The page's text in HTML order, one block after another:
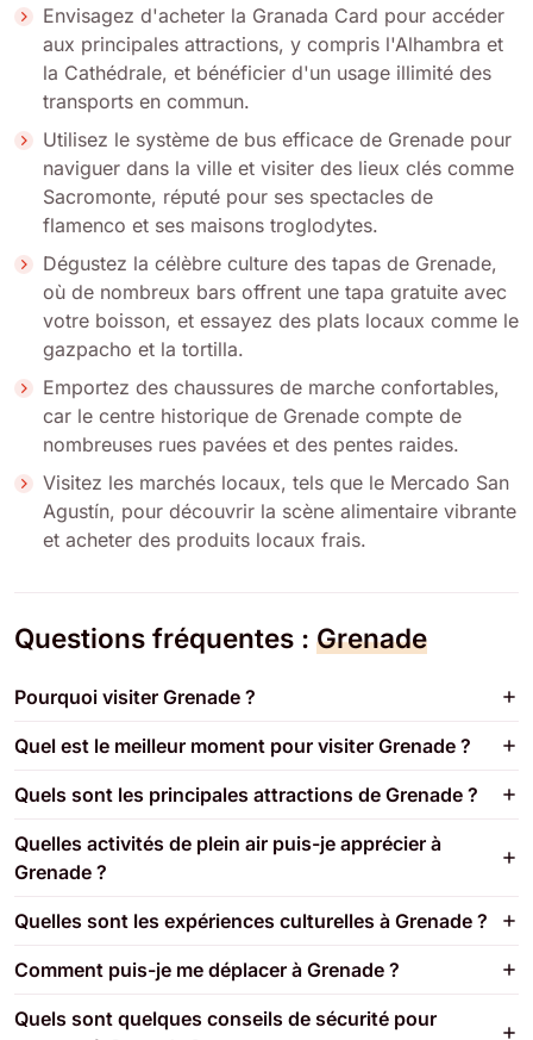
Envisagez d'acheter la Granada Card pour accéder
aux principales attractions, y compris l'Alhambra et
la Cathédrale, et bénéficier d'un usage illimité des
transports en commun.
Utilisez le système de bus efficace de Grenade pour
naviguer dans la ville et visiter des lieux clés comme
Sacromonte, réputé pour ses spectacles de
flamenco et ses maisons troglodytes.
Dégustez la célèbre culture des tapas de Grenade,
où de nombreux bars offrent une tapa gratuite avec
votre boisson, et essayez des plats locaux comme le
gazpacho et la tortilla.
Emportez des chaussures de marche confortables,
car le centre historique de Grenade compte de
nombreuses rues pavées et des pentes raides.
Visitez les marchés locaux, tels que le Mercado San
Agustín, pour découvrir la scène alimentaire vibrante
et acheter des produits locaux frais.
Questions fréquentes : Grenade
Pourquoi visiter Grenade ?
Quel est le meilleur moment pour visiter Grenade ?
Quels sont les principales attractions de Grenade ?
Quelles activités de plein air puis-je apprécier à
Grenade ?
Quelles sont les expériences culturelles à Grenade ?
Comment puis-je me déplacer à Grenade ?
Quels sont quelques conseils de sécurité pour